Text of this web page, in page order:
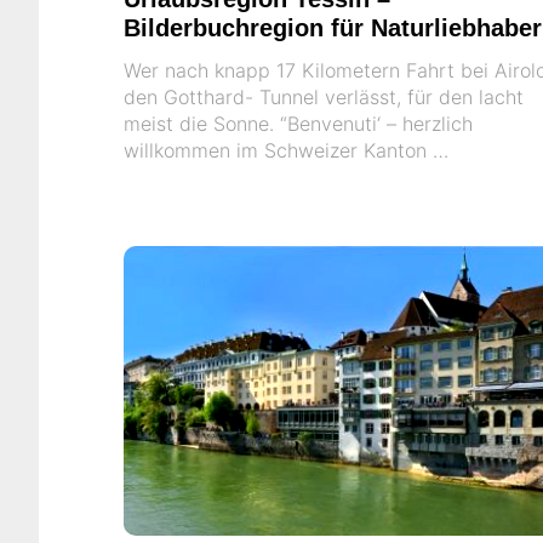
Bilderbuchregion für Naturliebhaber
Wer nach knapp 17 Kilometern Fahrt bei
den Gotthard- Tunnel verlässt, für den lacht
meist die Sonne. “Benvenuti‘ – herzlich
willkommen im Schweizer Kanton …